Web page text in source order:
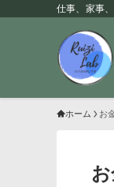
仕事、家事
ホーム お